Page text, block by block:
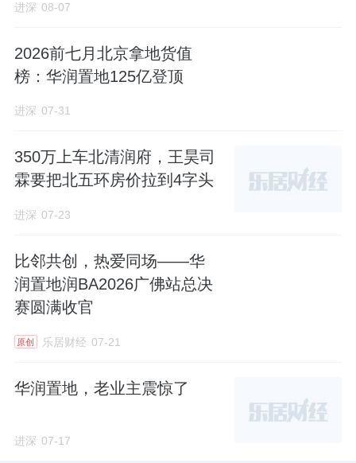
进深 08-07
2026前七月北京拿地货值
榜：华润置地125亿登顶
进深 07-31
350万上车北清润府，王昊司
霖要把北五环房价拉到4字头
进深 07-23
比邻共创，热爱同场——华
润置地润BA2026广佛站总决
赛圆满收官
原创 乐居财经 07-21
华润置地，老业主震惊了
进深 07-17